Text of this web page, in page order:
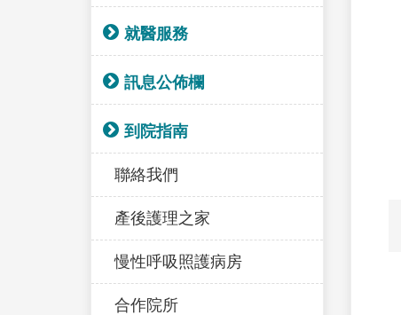
就醫服務
訊息公佈欄
到院指南
聯絡我們
產後護理之家
慢性呼吸照護病房
合作院所